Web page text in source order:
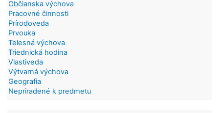
Občianska výchova
Pracovné činnosti
Prírodoveda
Prvouka
Telesná výchova
Triednická hodina
Vlastiveda
Výtvarná výchova
Geografia
Nepriradené k predmetu